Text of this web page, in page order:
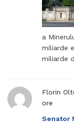
a
miliarde
miliarde
Florin
ore
Senator